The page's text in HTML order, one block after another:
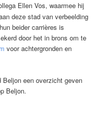
Ellen Vos, waarmee hij
deze stad van verbeelding
beider carrières is
door het in brons om te
voor achtergronden en
Beljon een overzicht geven
Beljon.